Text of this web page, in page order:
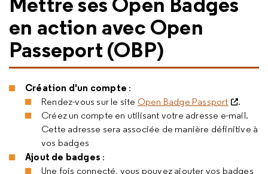
en action avec Open
Passeport (OBP)
Création d'un compte :
Rendez-vous sur le site Open Badge Passport
.
Créez un compte en utilisant votre adresse e-mail.
Cette adresse sera associée de manière définitive à
vos badges
Ajout de badges :
Une fois connecté, vous pouvez ajouter vos badges